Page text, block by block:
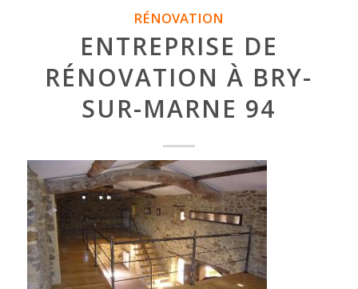
RÉNOVATION
ENTREPRISE DE
RÉNOVATION À BRY-
SUR-MARNE 94